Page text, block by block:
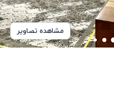
مشاهده تصاویر